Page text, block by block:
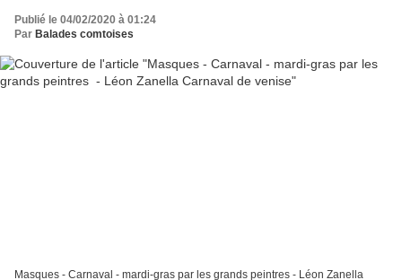
Publié le 04/02/2020 à 01:24
Par Balades comtoises
Masques - Carnaval - mardi-gras par les grands peintres - Léon Zanella